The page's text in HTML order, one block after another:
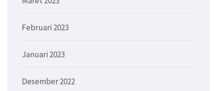
Februari 2023
Januari 2023
Desember 2022